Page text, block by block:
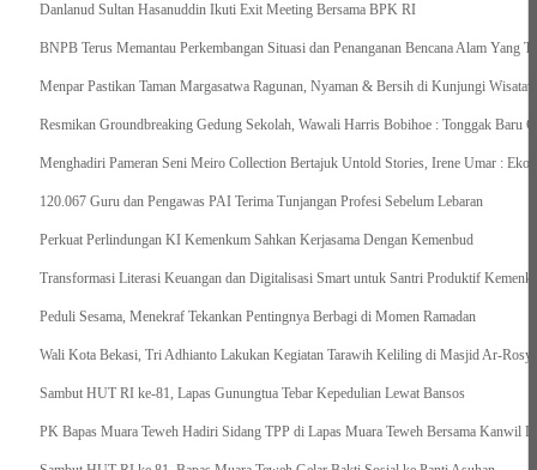
Danlanud Sultan Hasanuddin Ikuti Exit Meeting Bersama BPK RI
BNPB Terus Memantau Perkembangan Situasi dan Penanganan Bencana Alam Yang
Menpar Pastikan Taman Margasatwa Ragunan, Nyaman & Bersih di Kunjungi
Resmikan Groundbreaking Gedung Sekolah, Wawali Harris Bobihoe : Tonggak Baru
Menghadiri Pameran Seni Meiro Collection Bertajuk Untold Stories, Irene Umar :
120.067 Guru dan Pengawas PAI Terima Tunjangan Profesi Sebelum Lebaran
Perkuat Perlindungan KI Kemenkum Sahkan Kerjasama Dengan Kemenbud
Transformasi Literasi Keuangan dan Digitalisasi Smart untuk Santri Produktif
Peduli Sesama, Menekraf Tekankan Pentingnya Berbagi di Momen Ramadan
Wali Kota Bekasi, Tri Adhianto Lakukan Kegiatan Tarawih Keliling di Masjid Ar-
Sambut HUT RI ke-81, Lapas Gunungtua Tebar Kepedulian Lewat Bansos
‎PK Bapas Muara Teweh Hadiri Sidang TPP di Lapas Muara Teweh Bersama Kanwil